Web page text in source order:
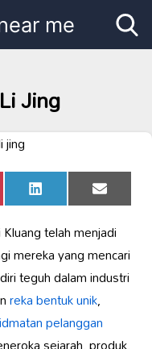
Jing
Share
on
LinkedIn Share
on
Email
telah menjadi
mereka yang mencari
teguh dalam industri
reka bentuk unik,
pelanggan